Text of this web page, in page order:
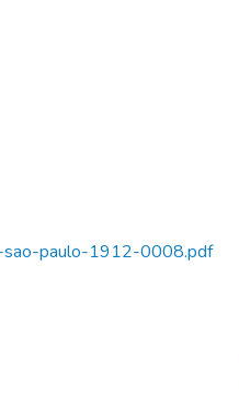
sao-paulo-1912-0008.pdf